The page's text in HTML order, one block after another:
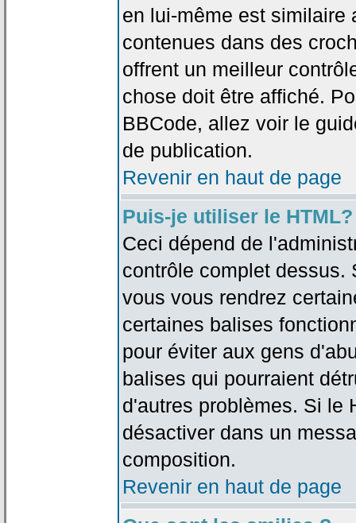
en lui-même est similaire
contenues dans des
offrent un meilleur
chose doit être affiché.
BBCode, allez voir le
de publication.
Revenir en haut de page
Puis-je utiliser le HTML?
Ceci dépend de
contrôle complet dessus.
vous vous rendrez
certaines balises
pour éviter aux gens
balises qui pourraient
d'autres problèmes. Si le
désactiver dans un
composition.
Revenir en haut de page